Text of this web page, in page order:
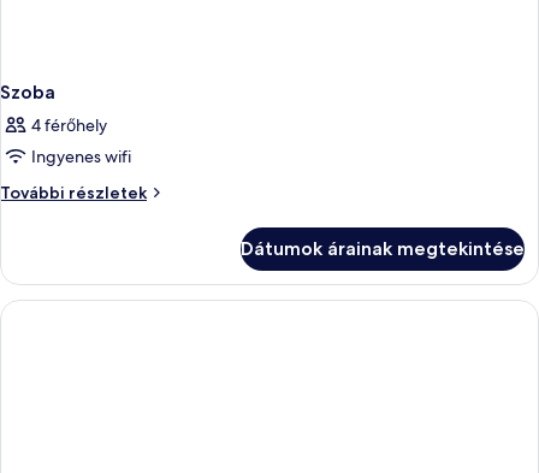
Szoba
4 férőhely
Ingyenes wifi
További részletek
Szoba
Dátumok árainak megtekintése